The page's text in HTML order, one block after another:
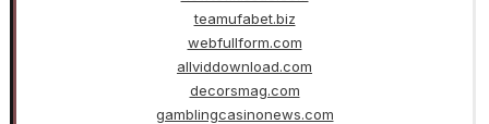
teamufabet.biz
webfullform.com
allviddownload.com
decorsmag.com
gamblingcasinonews.com